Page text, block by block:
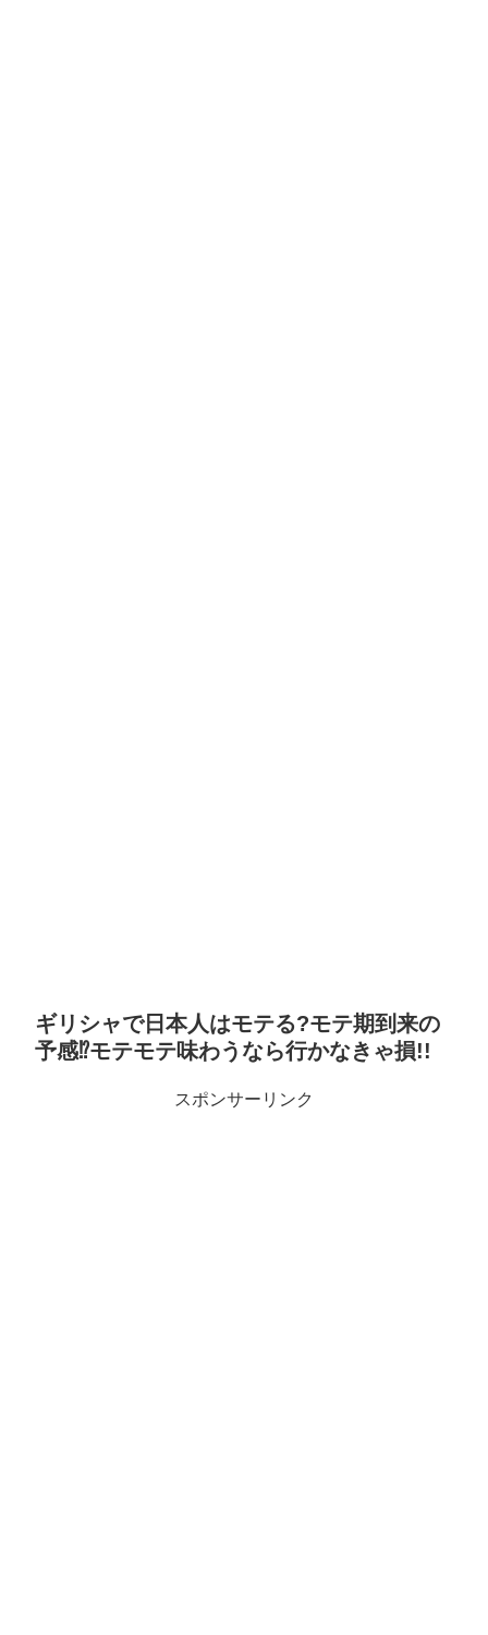
ギリシャで日本人はモテる?モテ期到来の
予感⁉モテモテ味わうなら行かなきゃ損!!
スポンサーリンク